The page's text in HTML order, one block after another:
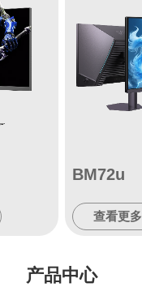
BM72u
查看更多
产品中心